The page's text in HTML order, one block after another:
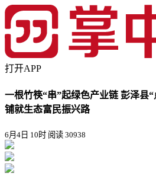
打开APP
一根竹筷“串”起绿色产业链 彭泽县“
铺就生态富民振兴路
6月4日 10时 阅读 30938